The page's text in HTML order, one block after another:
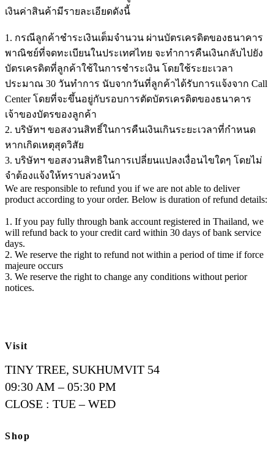
เงินค่าสินค้ามีรายละเอียดดังนี้
1. กรณีลูกค้าชำระเงินเต็มจำนวน ผ่านบัตรเครดิตของธนาคาร
พาณิชย์ที่จดทะเบียนในประเทศไทย จะทำการคืนเงินกลับไปยัง
บัตรเครดิตที่ลูกค้าใช้ในการชำระเงิน โดยใช้ระยะเวลา
ประมาณ 30 วันทำการ นับจากวันที่ลูกค้าได้รับการแจ้งจาก Call
Center โดยที่จะขึ้นอยู่กับรอบการตัดบัตรเครดิตของธนาคาร
เจ้าของบัตรของลูกค้า
2. บริษัทฯ ขอสงวนสิทธิ์ในการคืนเงินเกินระยะเวลาที่กำหนด
หากเกิดเหตุสุดวิสัย
3. บริษัทฯ ขอสงวนสิทธิในการเปลี่ยนแปลงเงื่อนไขใดๆ โดยไม่
จำต้องแจ้งให้ทราบล่วงหน้า
We are responsible to refund you if we are not able to deliver
product according to your order. Below is duration of refund details:
1. If you pay fully through bank account registered in Thailand, we
will refund back to your credit card within 30 days of bank service
days.
2. We reserve the right to refund not within a period of time if force
majeure occurs
3. We reserve the right to change any conditions without perior
notices.
Visit
TINY TREE, SUKHUMVIT 54
09:30 AM – 05:30 PM
CLOSE : TUE – WED
Shop